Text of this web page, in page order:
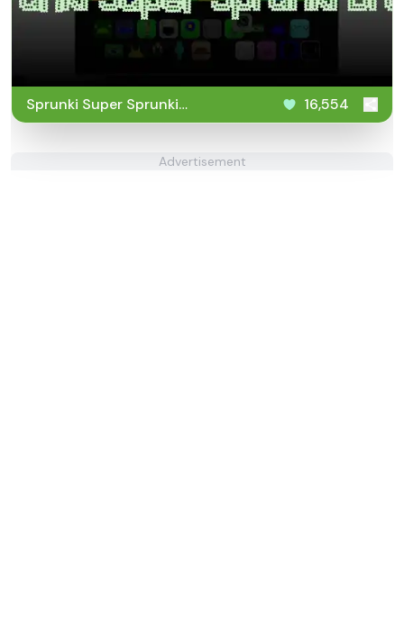
Sprunki Super Sprunki
Brasil
16,554
Advertisement